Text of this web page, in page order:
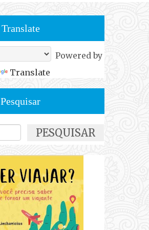
Translate
Powered by
Translate
Pesquisar